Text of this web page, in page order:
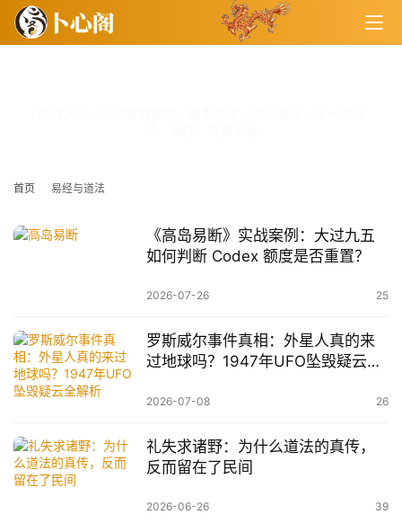
首页 易经与道法
《高岛易断》实战案例：大过九五
如何判断 Codex 额度是否重置？
2026-07-26 25
罗斯威尔事件真相：外星人真的来
过地球吗？1947年UFO坠毁疑云全
2026-07-08 26
礼失求诸野：为什么道法的真传，
反而留在了民间
2026-06-26 39